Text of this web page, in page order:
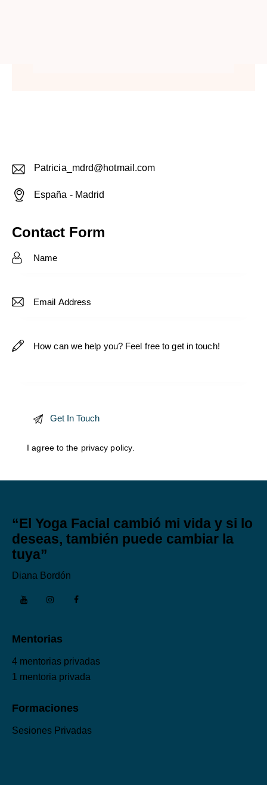
E-
m
Patricia_mdrd@hotmail.com
dr
s:
España - Madrid
Contact Form
I agree to the privacy policy
“El Yoga Facial cambió mi vida y si lo
deseas, también puede cambiar la
tuya”
Diana Bordón
Mentorias
4 mentorias privadas
1 mentoria privada
Formaciones
Sesiones Privadas